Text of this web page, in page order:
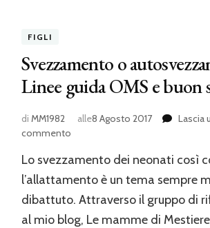
FIGLI
Svezzamento o
Linee guida OMS e buon
di MM1982 alle8 Agosto 2017
Lascia
commentosu
o
autosvezzamento?
guida
OMS
Lo svezzamento dei neonati così
l’allattamento è un tema sempre
dibattuto. Attraverso il gruppo di
al mio blog, Le mamme di